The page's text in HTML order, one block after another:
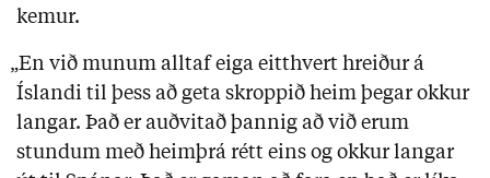
kemur.
„En við munum alltaf eiga eitthvert hreiður á
Íslandi til þess að geta skroppið heim þegar okkur
langar. Það er auðvitað þannig að við erum
stundum með heimþrá rétt eins og okkur langar